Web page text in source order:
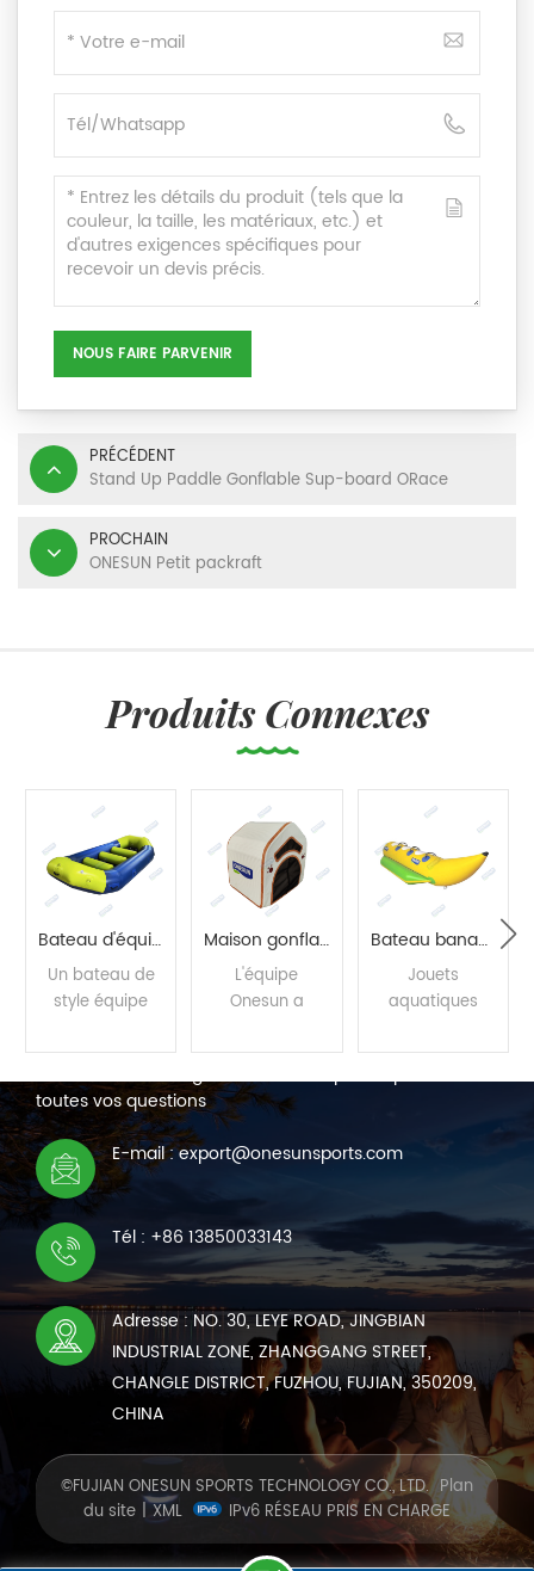
NOUS FAIRE PARVENIR
PRÉCÉDENT
Stand Up Paddle Gonflable Sup-board ORace
PROCHAIN
ONESUN Petit packraft
Produits Connexes
Bateau d'équipe
Un bateau de
style équipe
plusieurs
personnes de
jouer ensemble,
vous apportant
plus de plaisir
dans les
activités
nautiques en
équipe.
LIRE LA
SUITE
Maison gonflable pour animaux de compagnie
L'équipe
Onesun a
maison
gonflable pour
animaux
spécialement
pour divers
qui peut être
transportée à
l'extérieur pour
une gestion
facile des
animaux.
LIRE LA
Bateau banane gonflable
Jouets
aquatiques
plusieurs
enfants pour
Nous sommes en ligne 7*24 heures pour répondre à
toutes vos questions
E-mail : export@onesunsports.com
Tél : +86 13850033143
Adresse : NO. 30, LEYE ROAD, JINGBIAN
INDUSTRIAL ZONE, ZHANGGANG STREET,
CHANGLE DISTRICT, FUZHOU, FUJIAN, 350209,
CHINA
©FUJIAN ONESUN SPORTS TECHNOLOGY CO., LTD. Plan
du site | XML IPv6 RÉSEAU PRIS EN CHARGE